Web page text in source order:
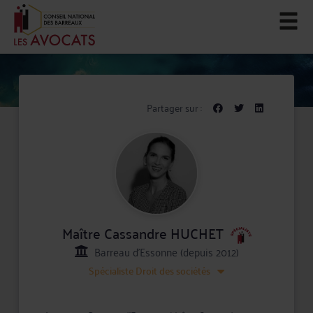
Partager sur :
Maître Cassandre HUCHET
Barreau d'Essonne (depuis 2012)
SpécialisteDroit des sociétés